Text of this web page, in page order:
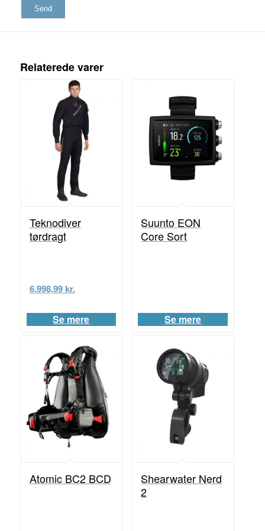
Relaterede varer
Teknodiver
tørdragt
6.998,99 kr.
Se mere
Suunto EON
Core Sort
Se mere
Atomic BC2 BCD
Shearwater Nerd
2